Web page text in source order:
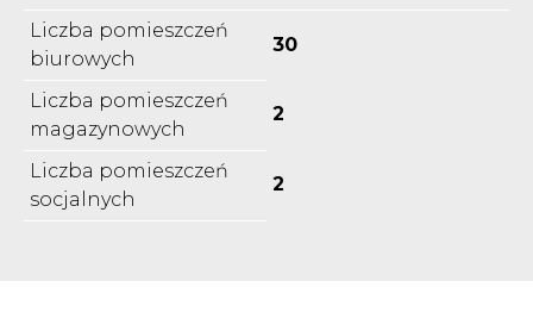
Liczba pomieszczeń
biurowych
30
Liczba pomieszczeń
magazynowych
2
Liczba pomieszczeń
socjalnych
2